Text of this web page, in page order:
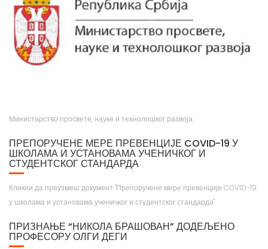
Министарство просвете, науке и технолошког развоја
ПРЕПОРУЧЕНЕ МЕРЕ ПРЕВЕНЦИЈЕ COVID-19 У
ШКОЛАМА И УСТАНОВАМА УЧЕНИЧКОГ И
СТУДЕНТСКОГ СТАНДАРДА
Кликни да преузмеш документ "Препоручене мере превенције COVID-19
у школама и установама ученичког и студентског стандарда"
ПРИЗНАЊЕ “НИКОЛА БРАШОВАН” ДОДЕЉЕНО
ПРОФЕСОРУ ОЛГИ ДЕГИ